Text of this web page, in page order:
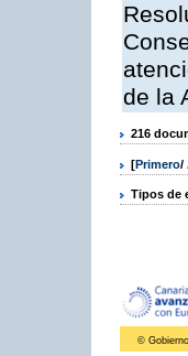
de la
216
[Primero/
Tipos de
©